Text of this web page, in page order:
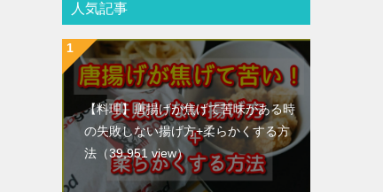
人気記事
【料理】唐揚げが焦げて苦味がある時
の失敗しない揚げ方+柔らかくする方
法 （39,951 view）